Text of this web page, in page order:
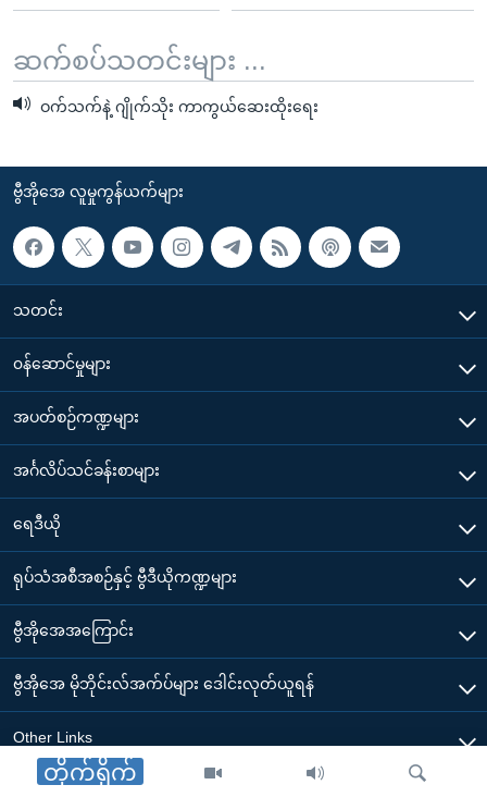
တိုက်ရိုက်
ဆက်စပ်သတင်းများ ...
ဝက်သက်နဲ့ ဂျိုက်သိုး ကာကွယ်ဆေးထိုးရေး
ဗွီအိုအေ လူမှုကွန်ယက်များ
သတင်း
၀န်ဆောင်မှုများ
အပတ်စဉ်ကဏ္ဍများ
အင်္ဂလိပ်သင်ခန်းစာများ
ရေဒီယို
ရုပ်သံအစီအစဉ်နှင့် ဗွီဒီယိုကဏ္ဍများ
ဗွီအိုအေအကြောင်း
ဗွီအိုအေ မိုဘိုင်းလ်အက်ပ်များ ဒေါင်းလုတ်ယူရန်
Other Links